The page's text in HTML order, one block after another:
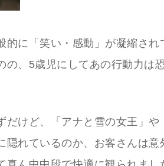
的に「笑い・感動」が凝縮され
の、5歳児にしてあの行動力は
だけど、「アナと雪の女王」や
隠れているのか、お客さんは意